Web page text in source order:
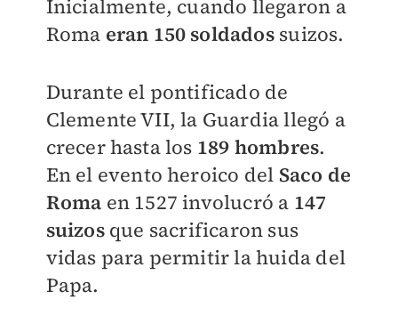
Inicialmente, cuando llegaron a
Roma eran 150 soldadossuizos.
Durante el pontificado de
Clemente VII, la Guardia llegó a
crecer hasta los 189 hombres.
En el evento heroico del Saco de
Roma en 1527 involucró a 147
suizos que sacrificaron sus
vidas para permitir la huida del
Papa.